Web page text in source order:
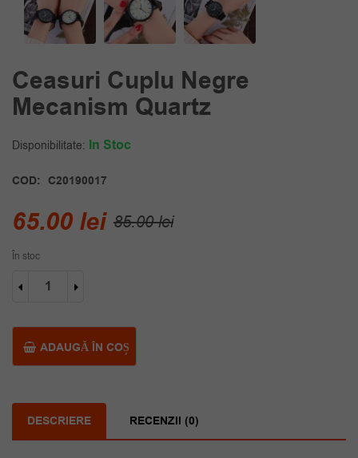
Ceasuri Cuplu Negre
Mecanism Quartz
Disponibilitate: In Stoc
COD: C20190017
85.00leiPrețul
65.00 lei
Prețul
În stoc
Cantitate
Ceasuri
quartz
ADAUGĂ ÎN COȘ
DESCRIERE RECENZII (0)